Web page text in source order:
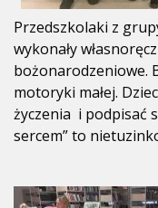
Przedszkolaki z
wykonały
bożonarodzeniowe.
motoryki małej.
życzenia i podpisać
sercem” to